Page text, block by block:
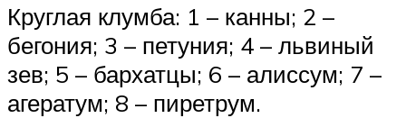
Круглая клумба: 1 – канны; 2 –
бегония; 3 – петуния; 4 – львиный
зев; 5 – бархатцы; 6 – алиссум; 7 –
агератум; 8 – пиретрум.